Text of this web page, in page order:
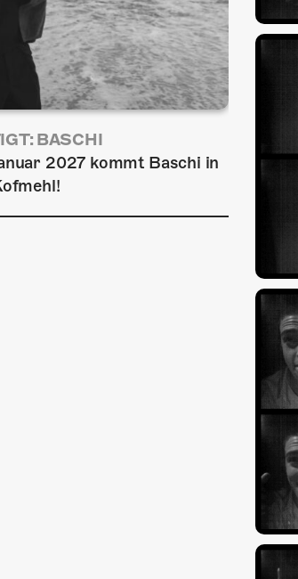
BASCHI
2027 kommt Baschi in